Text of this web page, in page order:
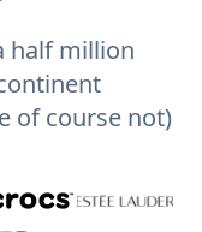
half million
of course not)